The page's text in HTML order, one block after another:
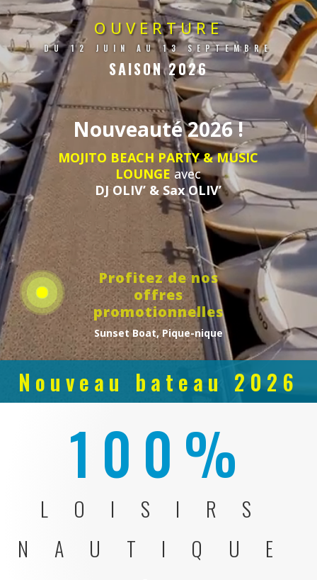
OUVERTURE
DU 12 JUIN AU 13 SEPTEMBRE
SAISON 2026
Nouveauté 2026 !
MOJITO BEACH PARTY & MUSIC
LOUNGE avec
DJ OLIV’ & Sax OLIV’
Profitez de nos
offres
promotionnelles
Sunset Boat, Pique-nique
Nouveau bateau 2026
!!!
Nouveaux bateaux sans permis
Equipé Bimini Top, système audio Bluetooth, bain de soleil avant
100%
LOISIRS
NAUTIQUE